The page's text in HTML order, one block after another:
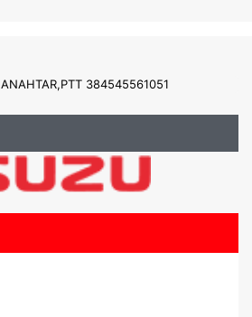
ANAHTAR,PTT 384545561051